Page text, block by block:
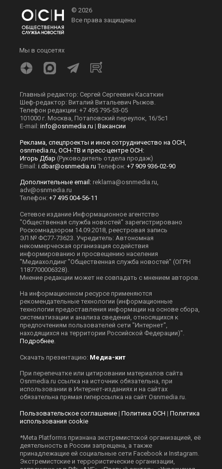
© 2026
Все права защищены
Мы в соцсетях
Главный редактор: Сергей Сергеевич Касаткин
Шеф-редактор: Виталий Витальевич Рыжов.
Телефон редакции: +7 495 795-53-05
101000 г. Москва, Потаповский переулок, 16/5с1
E-mail: info@osnmedia.ru | Вакансии
Реклама, спецпроекты и иное сотрудничество на ОСН,
osnmedia.ru, ОСН-ТВ и пресс-центре ОСН:
Игорь Дбар (Руководитель отдела продаж)
Email: i.dbar@osnmedia.ru Телефон: +7 909 936-02-90
Дополнительные email: reklama@osnmedia.ru,
adv@osnmedia.ru
Телефон: +7 495 004-56-11
Сетевое издание Информационное агентство
"Общественная служба новостей" зарегистрировано
Роскомнадзором 14.09.2018, реестровая запись
ЭЛ № ФС77-73623. Учредитель: Автономная
некоммерческая организация содействия
информированию и просвещению населения
"Медиахолдинг "Общественная служба новостей" (ОГРН
1187700006328).
Мнение редакции может не совпадать с мнением авторов.
На информационном ресурсе применяются
рекомендательные технологии (информационные
технологии предоставления информации на основе сбора,
систематизации и анализа сведений, относящихся к
предпочтениям пользователей сети "Интернет",
находящихся на территории Российской Федерации)".
Подробнее.
Скачать презентацию: Медиа-кит
При перепечатке или цитировании материалов сайта
Оsnmedia.ru ссылка на источник обязательна, при
использовании в Интернет-изданиях и на сайтах
обязательна прямая гиперссылка на сайт Оsnmedia.ru.
Пользовательское соглашение | Политика ОСН | Политика
использования cookie
*Meta Platforms признана экстремистской организацией, её
деятельность в России запрещена, а также
принадлежащие ей социальные сети Facebook и Instagram.
Экстремистские и террористические организации,